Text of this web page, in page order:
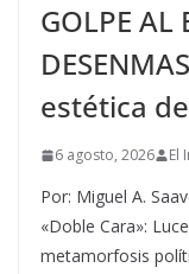
GOLPE AL
estética
6 agosto, 2026 El
Por: Miguel A.
«Doble Cara»:
metamorfosis